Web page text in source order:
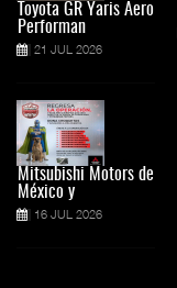
Toyota GR Yaris Aero
Performan
21 JUL 2026
Mitsubishi Motors de
México y
16 JUL 2026